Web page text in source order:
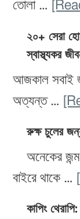
তোলা …
২০+ সেরা
স্বাস্থ্যকর
আজকাল সবাই
অত্যন্ত …
রুক্ষ চুলের
অনেকের
বাইরে থাকে …
কাপিং